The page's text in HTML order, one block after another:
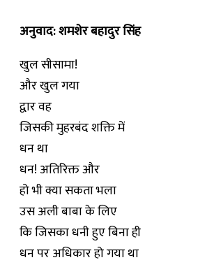
अनुवाद: शमशेर बहादुर सिंह
खुल सीसामा!
और खुल गया
द्वार वह
जिसकी मुहरबंद शक्ति में
धन था
धन! अतिरिक्त और
हो भी क्या सकता भला
उस अली बाबा के लिए
कि जिसका धनी हुए बिना ही
धन पर अधिकार हो गया था